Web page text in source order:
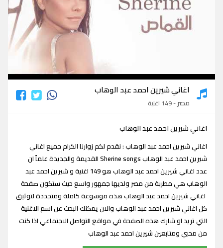
اغاني شيرين احمد عبد الوهاب
اغاني شيرين احمد عبد الوهاب
مصر- 149 اغنية
اغاني شيرين احمد عبد الوهاب
اغاني شيرين احمد عبد الوهاب : نقدم لكم زوارنا الكرام جميع اغاني
شيرين احمد عبد الوهاب Sherine songs القديمة والجديدة علماً ان
عدد اغاني شيرين احمد عبد الوهاب هو 149 اغنية و شيرين احمد عبد
الوهاب هي مطربة من مصر ولديها جمهور واسع حيث ستكون صفحة
اغاني شيرين احمد عبد الوهاب هذه موسوعة كاملة ومتجددة لتوثيق
كل اغاني شيرين احمد عبد الوهاب والان يمكنك البحث عن اسم الاغنية
التي تريد او شارك هذه الصفحة في مواقع التواصل الاجتماعي اذا كنت
من محبي ومتابعين شيرين احمد عبد الوهاب